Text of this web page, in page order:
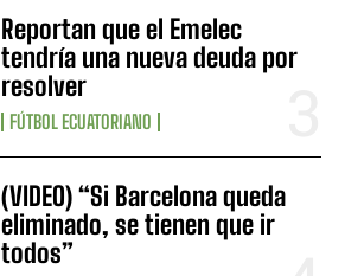
Reportan que el Emelec
tendría una nueva deuda por
resolver
FÚTBOL ECUATORIANO
(VIDEO) “Si Barcelona queda
eliminado, se tienen que ir
todos”